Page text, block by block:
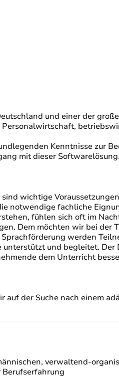
und einer der
Kenntnisse zur
mit dieser Softwarelösung.
wichtige
notwendige fachliche
fühlen sich oft im
Dem möchten wir bei der
werden
und begleitet.
dem Unterricht
der Suche nach einem
verwaltend-